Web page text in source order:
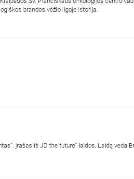
brandos vėžio ligoje istorija.